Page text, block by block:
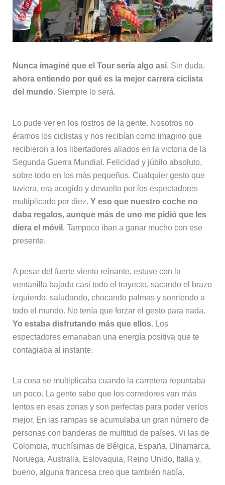
Nunca imaginé que el Tour sería algo así. Sin duda,
ahora entiendo por qué es la mejor carrera ciclista
del mundo. Siempre lo será.
Lo pude ver en los rostros de la gente. Nosotros no
éramos los ciclistas y nos recibían como imagino que
recibieron a los libertadores aliados en la victoria de la
Segunda Guerra Mundial. Felicidad y júbilo absoluto,
sobre todo en los más pequeños. Cualquier gesto que
tuviera, era acogido y devuelto por los espectadores
multiplicado por diez. Y eso que nuestro coche no
daba regalos, aunque más de uno me pidió que les
diera el móvil . Tampoco iban a ganar mucho con ese
presente.
A pesar del fuerte viento reinante, estuve con la
ventanilla bajada casi todo el trayecto, sacando el brazo
izquierdo, saludando, chocando palmas y sonriendo a
todo el mundo. No tenía que forzar el gesto para nada.
Yo estaba disfrutando más que ellos. Los
espectadores emanaban una energía positiva que te
contagiaba al instante.
La cosa se multiplicaba cuando la carretera repuntaba
un poco. La gente sabe que los corredores van más
lentos en esas zonas y son perfectas para poder verlos
mejor. En las rampas se acumulaba un gran número de
personas con banderas de multitud de países. Vi las de
Colombia, muchísimas de Bélgica, España, Dinamarca,
Noruega, Australia, Eslovaquia, Reino Unido, Italia y,
bueno, alguna francesa creo que también había.